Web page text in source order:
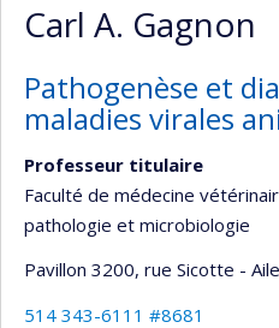
Carl A. Gagnon
Pathogenèse et
maladies virales
Professeur titulaire
Faculté de médecine
pathologie et microbiologie
Pavillon 3200, rue Sicotte -
514 343-6111 #8681